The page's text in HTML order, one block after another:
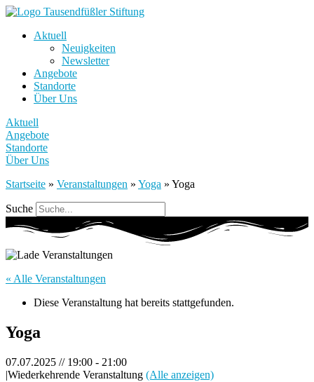
Aktuell
Neuigkeiten
Newsletter
Angebote
Standorte
Über Uns
Aktuell
Angebote
Standorte
Über Uns
Startseite » Veranstaltungen » Yoga » Yoga
Suche
« Alle Veranstaltungen
Diese Veranstaltung hat bereits stattgefunden.
Yoga
07.07.2025 // 19:00 - 21:00
|Wiederkehrende Veranstaltung (Alle anzeigen)